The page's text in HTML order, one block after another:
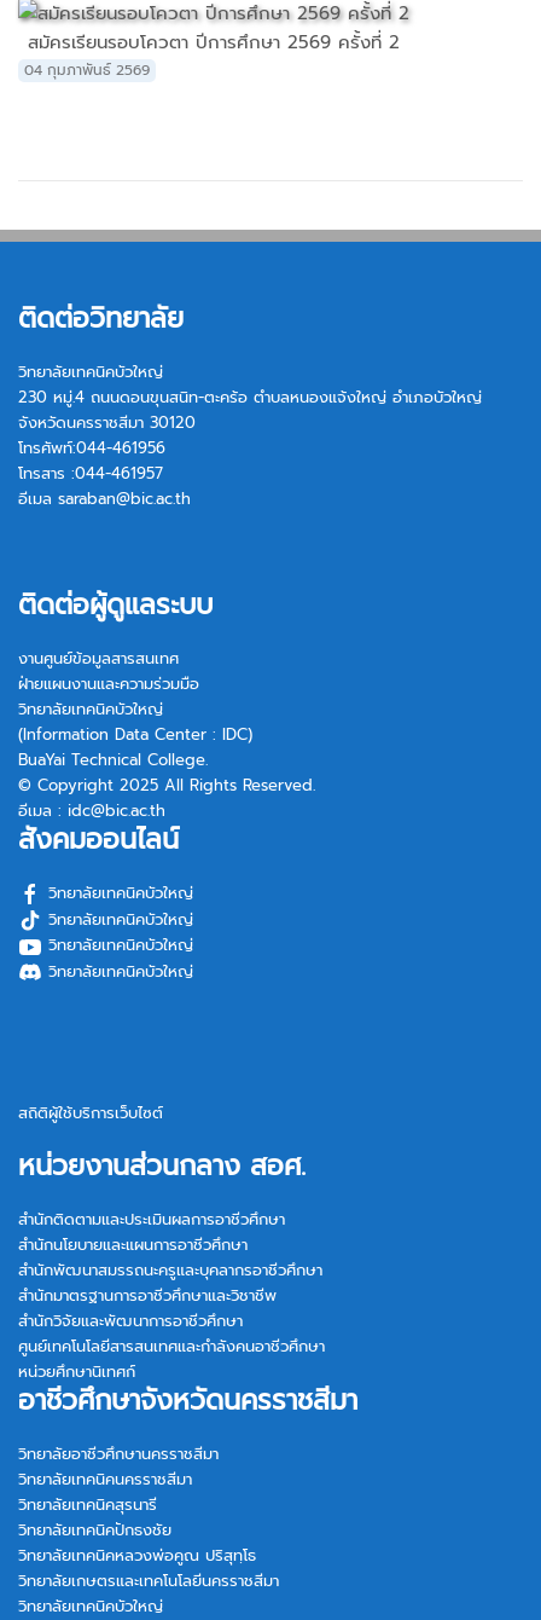
สมัครเรียนรอบโควตา ปีการศึกษา 2569 ครั้งที่ 2
04 กุมภาพันธ์ 2569
ติดต่อวิทยาลัย
วิทยาลัยเทคนิคบัวใหญ่
230 หมู่.4 ถนนดอนขุนสนิท-ตะคร้อ ตำบลหนองแจ้งใหญ่ อำเภอบัวใหญ่
จังหวัดนครราชสีมา 30120
โทรศัพท์:044-461956
โทรสาร :044-461957
อีเมล saraban@bic.ac.th
ติดต่อผู้ดูแลระบบ
งานศูนย์ข้อมูลสารสนเทศ
ฝ่ายแผนงานและความร่วมมือ
วิทยาลัยเทคนิคบัวใหญ่
(Information Data Center : IDC)
BuaYai Technical College.
© Copyright 2025 All Rights Reserved.
อีเมล : idc@bic.ac.th
สังคมออนไลน์
วิทยาลัยเทคนิคบัวใหญ่
วิทยาลัยเทคนิคบัวใหญ่
วิทยาลัยเทคนิคบัวใหญ่
วิทยาลัยเทคนิคบัวใหญ่
สถิติผู้ใช้บริการเว็บไซต์
หน่วยงานส่วนกลาง สอศ.
สำนักติดตามและประเมินผลการอาชีวศึกษา
สำนักนโยบายและแผนการอาชีวศึกษา
สำนักพัฒนาสมรรถนะครูและบุคลากรอาชีวศึกษา
สำนักมาตรฐานการอาชีวศึกษาและวิชาชีพ
สำนักวิจัยและพัฒนาการอาชีวศึกษา
ศูนย์เทคโนโลยีสารสนเทศและกำลังคนอาชีวศึกษา
หน่วยศึกษานิเทศก์
อาชีวศึกษาจังหวัดนครราชสีมา
วิทยาลัยอาชีวศึกษานครราชสีมา
วิทยาลัยเทคนิคนครราชสีมา
วิทยาลัยเทคนิคสุรนารี
วิทยาลัยเทคนิคปักธงชัย
วิทยาลัยเทคนิคหลวงพ่อคูณ ปริสุทฺโธ
วิทยาลัยเกษตรและเทคโนโลยีนครราชสีมา
วิทยาลัยเทคนิคบัวใหญ่